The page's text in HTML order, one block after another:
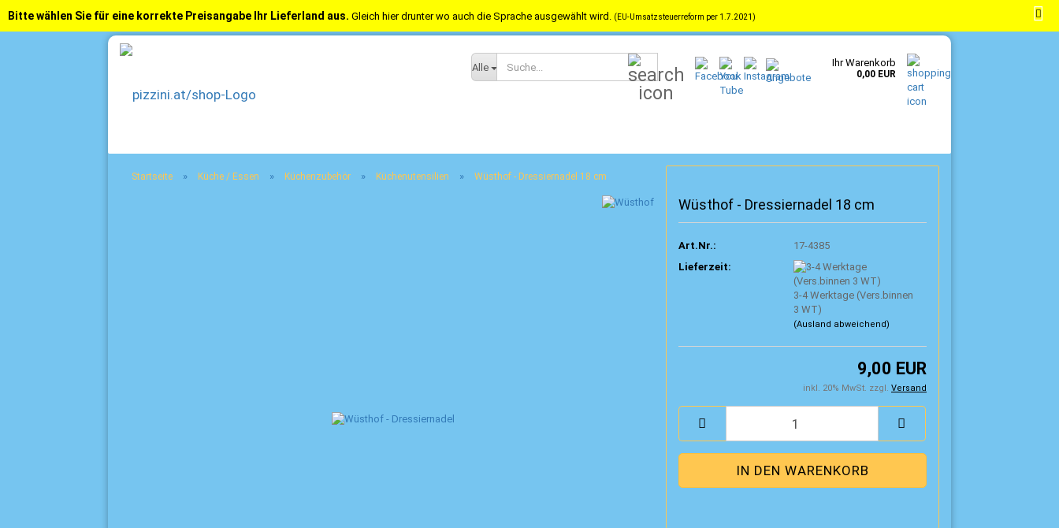
Versandkostenfrei in Österreich ab 100,-- / nach Deutschland ab 150,--
Alle Ihr Warenkorb
0,00 EUR
Bitte wählen Sie für eine korrekte Preisangabe Ihr Lieferland aus. Gleich hier drunter wo auch die Sprache ausgewählt wird. (EU-Umsatzsteuerreform per 1.7.2021)
Startseite » Küche / Essen » Küchenzubehör » Küchenutensilien » Wüsthof - Dressiernadel 18 cm
Wüsthof - Dressiernadel 18 cm
Art.Nr.:
17-4385
Lieferzeit:
3-4 Werktage (Vers.binnen
3 WT)
(Ausland abweichend)
9,00 EUR
inkl. 20% MwSt. zzgl. Versand